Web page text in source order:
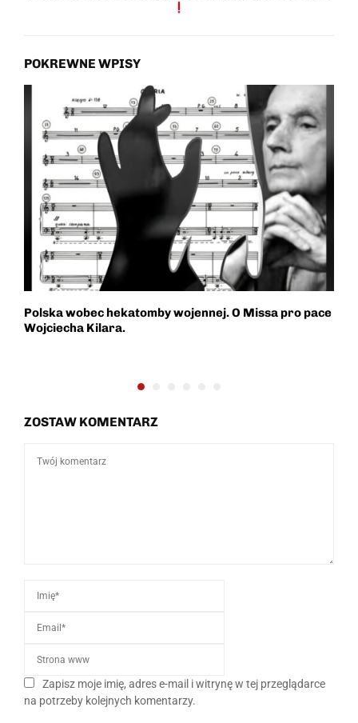
POKREWNE WPISY
Polska wobec hekatomby wojennej. O Missa pro pace
Wojciecha Kilara.
ZOSTAW KOMENTARZ
Zapisz moje imię, adres e-mail i witrynę w tej przeglądarce
na potrzeby kolejnych komentarzy.